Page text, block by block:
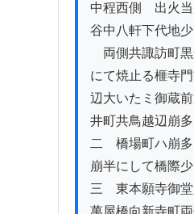
中程西側ゟ出火
谷中八軒下代地
ゟ両側共諏訪町
にて焼止る榧寺
辺大いたミ御蔵
井町共鳥越辺崩
二　橋場町ハ崩
崩半にして橋際
三　東本願寺御